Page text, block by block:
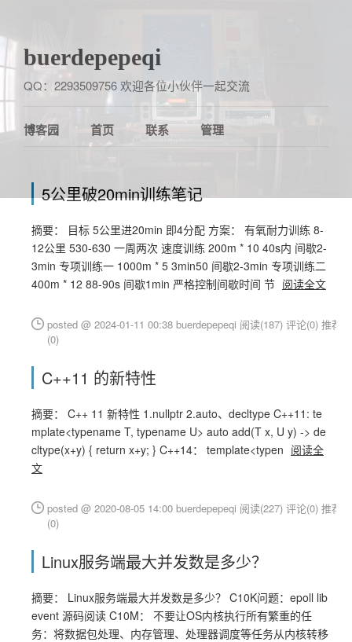
buerdepepeqi
QQ：2293509756 欢迎各位小伙伴一起交流
博客园 首页 联系 管理
5公里破20min训练笔记
摘要： 目标 5公里进20min 即4分配 方案： 有氧耐力训练 8-
12公里 530-630 一周两次 速度训练 200m * 10 40s内 间歇2-
3min 专项训练一 1000m * 5 3min50 间歇2-3min 专项训练二
400m * 12 88-90s 间歇1min 严格控制间歇时间 节 阅读全文
posted @ 2024-01-11 00:38 buerdepepeqi 阅读(187) 评论(0) 推荐
(0)
C++11 的新特性
摘要： C++ 11 新特性 1.nullptr 2.auto、decltype C++11: te
mplate<typename T, typename U> auto add(T x, U y) -> de
cltype(x+y) { return x+y; } C++14： template<typen 阅读全
文
posted @ 2020-08-05 14:00 buerdepepeqi 阅读(227) 评论(0) 推荐
(0)
Linux服务端最大并发数是多少？
摘要： Linux服务端最大并发数是多少？ C10K问题：epoll lib
event 源码阅读 C10M： 不要让OS内核执行所有繁重的任
务：将数据包处理、内存管理、处理器调度等任务从内核转移